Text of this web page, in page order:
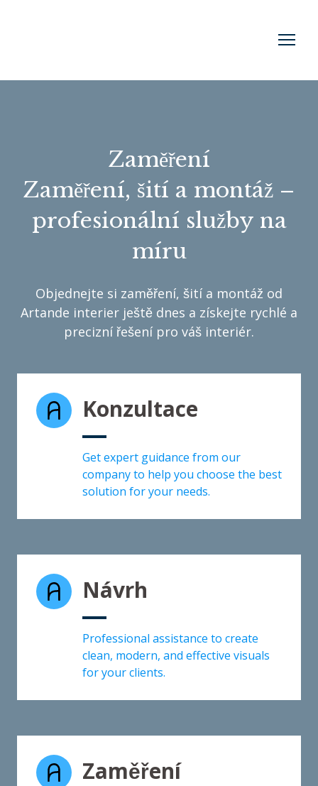
Zaměření
Zaměření, šití a montáž –
profesionální služby na
míru
Objednejte si zaměření, šití a montáž od
Artande interier ještě dnes a získejte rychlé a
precizní řešení pro váš interiér.
Konzultace
Get expert guidance from our
company to help you choose the best
solution for your needs.
Návrh
Professional assistance to create
clean, modern, and effective visuals
for your clients.
Zaměření